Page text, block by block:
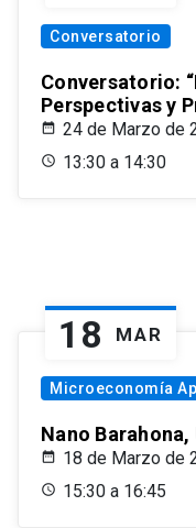
Conversatorio
Conversatorio:
Perspectivas y
24 de Marzo de
13:30 a 14:30
18 MAR
Microeconomía
Nano Barahona,
18 de Marzo de
15:30 a 16:45